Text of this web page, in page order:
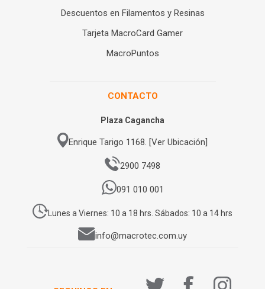
Descuentos en Filamentos y Resinas
Tarjeta MacroCard Gamer
MacroPuntos
CONTACTO
Plaza Cagancha
Enrique Tarigo 1168. [Ver Ubicación]
2900 7498
091 010 001
Lunes a Viernes: 10 a 18 hrs. Sábados: 10 a 14 hrs
info@macrotec.com.uy